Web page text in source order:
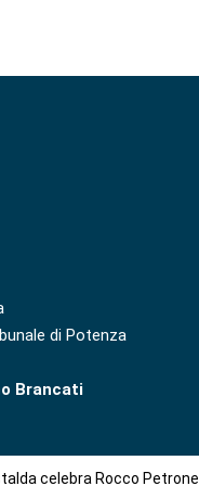
di Potenza
Brancati
celebra Rocco Petrone